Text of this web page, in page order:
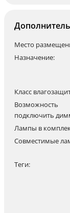
Место
Назначение:
Класс
Возможность
подключить
Лампы в
Совместимые
Теги: